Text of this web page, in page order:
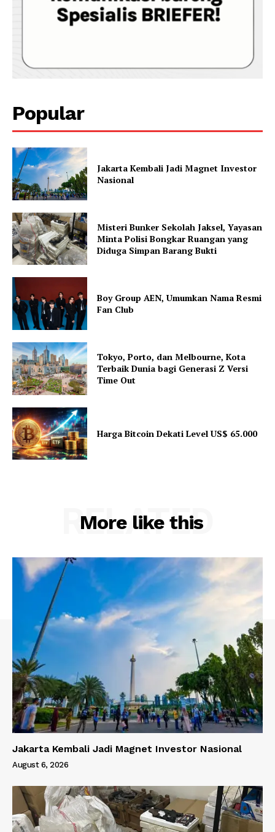
Popular
Jakarta Kembali Jadi Magnet Investor
Nasional
Misteri Bunker Sekolah Jaksel, Yayasan
Minta Polisi Bongkar Ruangan yang
Diduga Simpan Barang Bukti
Boy Group AEN, Umumkan Nama Resmi
Fan Club
Tokyo, Porto, dan Melbourne, Kota
Terbaik Dunia bagi Generasi Z Versi
Time Out
Harga Bitcoin Dekati Level US$ 65.000
More like this
RELATED
Jakarta Kembali Jadi Magnet Investor Nasional
August 6, 2026